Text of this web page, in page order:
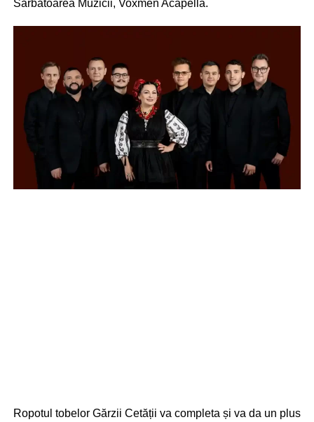
Sărbătoarea Muzicii, Voxmen Acapella.
Ropotul tobelor Gărzii Cetății va completa și va da un plus